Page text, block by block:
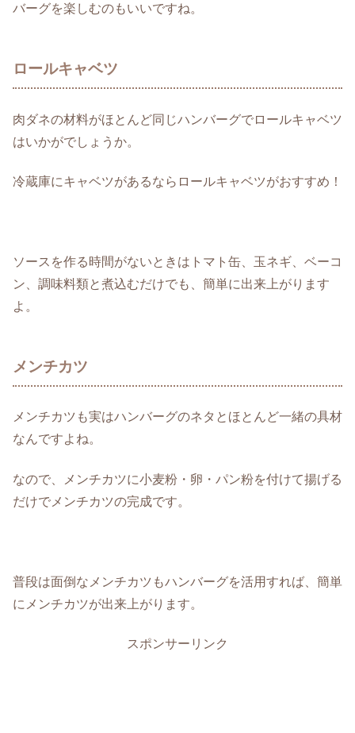
バーグを楽しむのもいいですね。
ロールキャベツ
肉ダネの材料がほとんど同じハンバーグでロールキャベツ
はいかがでしょうか。
冷蔵庫にキャベツがあるならロールキャベツがおすすめ！
ソースを作る時間がないときはトマト缶、玉ネギ、ベーコ
ン、調味料類と煮込むだけでも、簡単に出来上がります
よ。
メンチカツ
メンチカツも実はハンバーグのネタとほとんど一緒の具材
なんですよね。
なので、メンチカツに小麦粉・卵・パン粉を付けて揚げる
だけでメンチカツの完成です。
普段は面倒なメンチカツもハンバーグを活用すれば、簡単
にメンチカツが出来上がります。
スポンサーリンク